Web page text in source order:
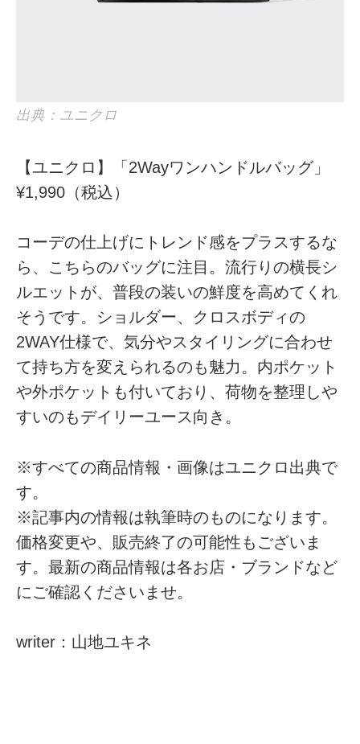
出典：ユニクロ
【ユニクロ】「2Wayワンハンドルバッグ」
¥1,990（税込）
コーデの仕上げにトレンド感をプラスするな
ら、こちらのバッグに注目。流行りの横長シ
ルエットが、普段の装いの鮮度を高めてくれ
そうです。ショルダー、クロスボディの
2WAY仕様で、気分やスタイリングに合わせ
て持ち方を変えられるのも魅力。内ポケット
や外ポケットも付いており、荷物を整理しや
すいのもデイリーユース向き。
※すべての商品情報・画像はユニクロ出典で
す。
※記事内の情報は執筆時のものになります。
価格変更や、販売終了の可能性もございま
す。最新の商品情報は各お店・ブランドなど
にご確認くださいませ。
writer：山地ユキネ